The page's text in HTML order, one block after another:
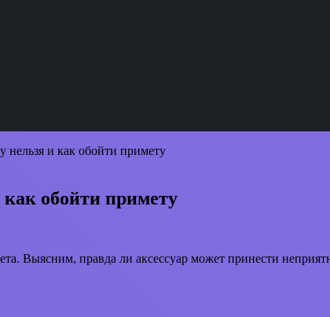
и как обойти примету
обойти примету
Выясним, правда ли аксессуар может принести